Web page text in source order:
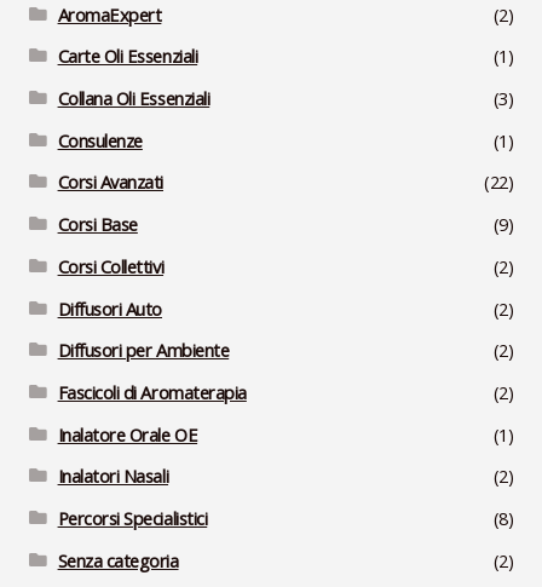
AromaExpert
(2)
Carte Oli Essenziali
(1)
Collana Oli Essenziali
(3)
Consulenze
(1)
Corsi Avanzati
(22)
Corsi Base
(9)
Corsi Collettivi
(2)
Diffusori Auto
(2)
Diffusori per Ambiente
(2)
Fascicoli di Aromaterapia
(2)
Inalatore Orale OE
(1)
Inalatori Nasali
(2)
Percorsi Specialistici
(8)
Senza categoria
(2)